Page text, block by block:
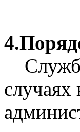
случаях